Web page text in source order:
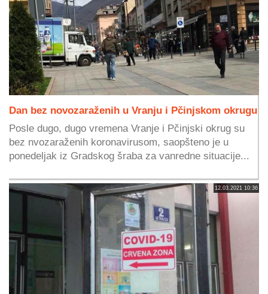
Dan bez novozaraženih u Vranju i Pčinjskom okrugu
Posle dugo, dugo vremena Vranje i Pčinjski okrug su
bez nvozaraženih koronavirusom, saopšteno je u
ponedeljak iz Gradskog šraba za vanredne situacije...
12.03.2021 10:36